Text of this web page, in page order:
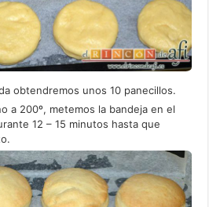
obtendremos unos 10 panecillos.
a 200º, metemos la bandeja en el
12 – 15 minutos hasta que